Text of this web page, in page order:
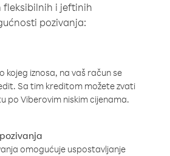
fleksibilnih i jeftinih
pozivanja:
kojeg iznosa, na vaš račun se
Sa tim kreditom možete zvati
po Viberovim niskim cijenama.
omogućuje uspostavljanje